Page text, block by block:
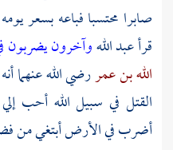
صابرا محتسبا فباعه بسعر
قرأعبد اللهوآخرون يضربون
الله بن عمررضي الله عنهما
القتل في سبيل الله أحب
أضرب في الأرض أبتغي من